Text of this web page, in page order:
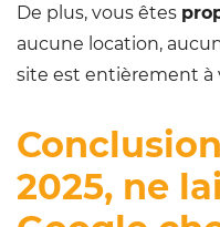
De plus, vous êtes
aucune location,
site est entièrement à
2025, ne